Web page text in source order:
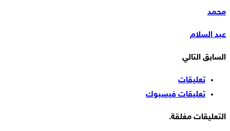
محمد
عبد السلام
السابق التالي
تعليقات
تعليقات فيسبوك
التعليقات مغلقة.